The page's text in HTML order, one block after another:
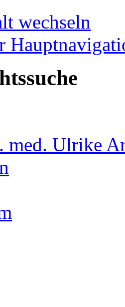
wechseln
med. Ulrike